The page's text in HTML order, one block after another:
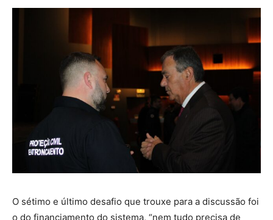
O sétimo e último desafio que trouxe para a discussão foi
o do financiamento do sistema, “nem tudo precisa de